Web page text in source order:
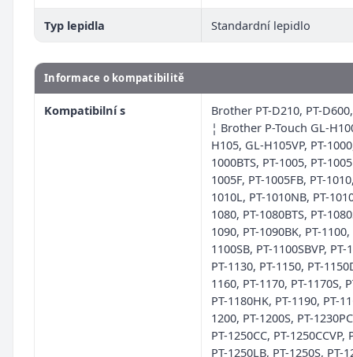
Typ lepidla Standardní lepidlo
Informace o kompatibilitě
Kompatibilní s
Brother PT-D210, PT-
¦ Brother P-Touch GL-
H105, GL-H105VP, PT-
1000BTS, PT-1005, PT-
1005F, PT-1005FB, PT-
1010L, PT-1010NB, PT-
1080, PT-1080BTS, PT-
1090, PT-1090BK, PT-1100,
1100SB, PT-1100SBVP, PT-
PT-1130, PT-1150, PT-
1160, PT-1170, PT-1170S,
PT-1180HK, PT-1190, PT-
1200, PT-1200S, PT-
PT-1250CC, PT-1250CCVP,
PT-1250LB, PT-1250S, PT-